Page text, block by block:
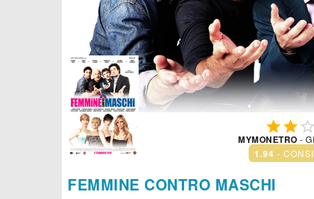
 
MYMONETRO -
1.94 -
FEMMINE CONTRO MASCHI